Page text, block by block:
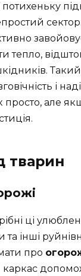
потихеньку
тепло,
Такий
і
просто, але
тварин
ці
та інші
про